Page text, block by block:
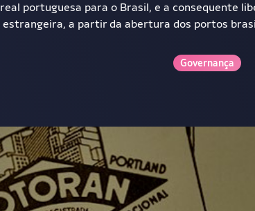
real portuguesa para o Brasil, e a consequente
estrangeira, a partir da abertura dos portos
Governança